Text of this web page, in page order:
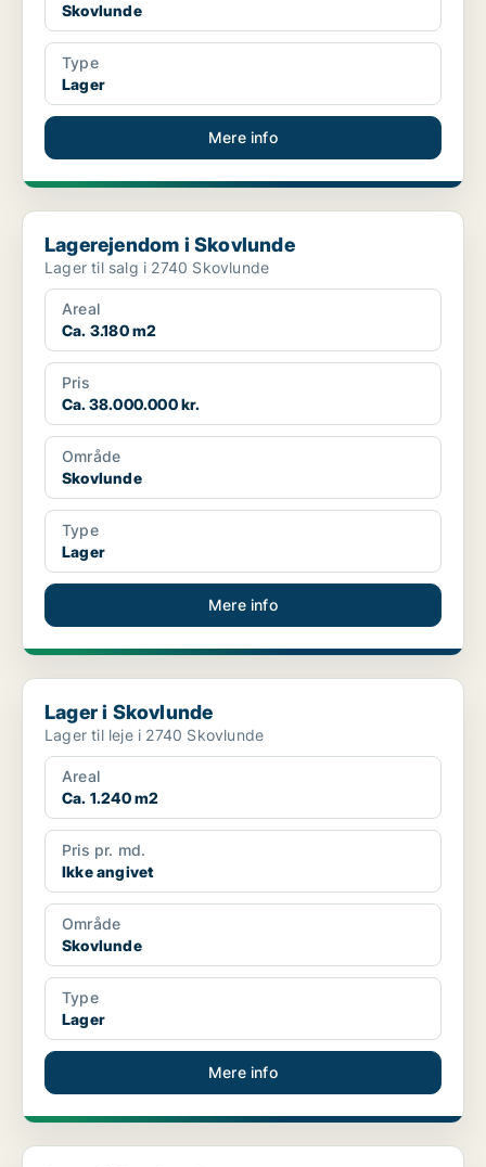
Skovlunde
Type
Lager
Mere info
Lagerejendom i Skovlunde
Lagerejendom i Skovlunde
Lager til salg i 2740 Skovlunde
Areal
Ca. 3.180 m2
Pris
Ca. 38.000.000 kr.
Område
Skovlunde
Type
Lager
Mere info
Lager i Skovlunde
Lager i Skovlunde
Lager til leje i 2740 Skovlunde
Areal
Ca. 1.240 m2
Pris pr. md.
Ikke angivet
Område
Skovlunde
Type
Lager
Mere info
Lager i Skovlunde